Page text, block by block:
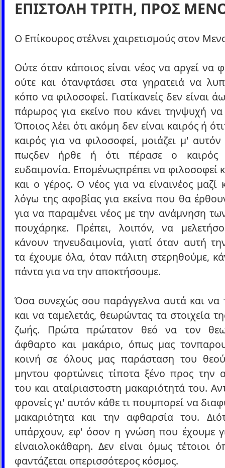
ΕΠΙΣΤΟΛΗ ΤΡΙΤΗ, ΠΡΟΣ
Ο Επίκουρος στέλνει χαιρετισμούς στον
Ούτε όταν κάποιος είναι νέος να αργεί να
ούτε και ότανφτάσει στα γηρατειά να
κόπο να φιλοσοφεί. Γιατίκανείς δεν είναι
πάρωρος για εκείνο που κάνει τηνψυχή να
Όποιος λέει ότι ακόμη δεν είναι καιρός ή
καιρός για να φιλοσοφεί, μοιάζει μ'
πωςδεν ήρθε ή ότι πέρασε ο καιρός
ευδαιμονία. Επομένωςπρέπει να φιλοσοφεί
και ο γέρος. Ο νέος για να είναινέος μαζί
λόγω της αφοβίας για εκείνα που θα
για να παραμένει νέος με την ανάμνηση
πουχάρηκε. Πρέπει, λοιπόν, να
κάνουν τηνευδαιμονία, γιατί όταν αυτή
τα έχουμε όλα, όταν πάλιτη στερηθούμε,
πάντα για να την αποκτήσουμε.
Όσα συνεχώς σου παράγγελνα αυτά και να
και να ταμελετάς, θεωρώντας τα στοιχεία
ζωής. Πρώτα πρώτατον θεό να τον
άφθαρτο και μακάριο, όπως μας
κοινή σε όλους μας παράσταση του
μηντου φορτώνεις τίποτα ξένο προς την
του και αταίριαστοστη μακαριότητά του.
φρονείς γι' αυτόν κάθε τι πουμπορεί να
μακαριότητα και την αφθαρσία του.
υπάρχουν, εφ' όσον η γνώση που έχουμε
είναιολοκάθαρη. Δεν είναι όμως τέτοιοι
φαντάζεται οπερισσότερος κόσμος.